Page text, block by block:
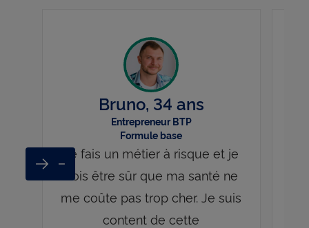
Previous
Bruno, 34 ans
Entrepreneur BTP
Formule base
Je fais un métier à risque et je
dois être sûr que ma santé ne
me coûte pas trop cher. Je suis
content de cette
Next